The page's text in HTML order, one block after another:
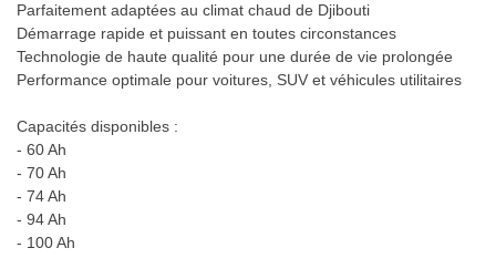
Parfaitement adaptées au climat chaud de Djibouti
Démarrage rapide et puissant en toutes circonstances
Technologie de haute qualité pour une durée de vie prolongée
Performance optimale pour voitures, SUV et véhicules utilitaires
Capacités disponibles :
- 60 Ah
- 70 Ah
- 74 Ah
- 94 Ah
- 100 Ah